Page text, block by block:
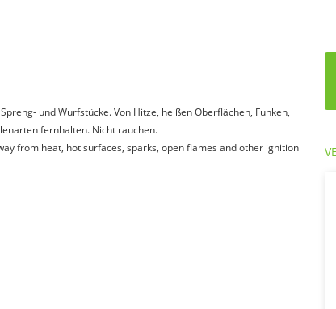
und Wurfstücke. Von Hitze, heißen Oberflächen, Funken,
fernhalten. Nicht rauchen.
from heat, hot surfaces, sparks, open flames and other ignition